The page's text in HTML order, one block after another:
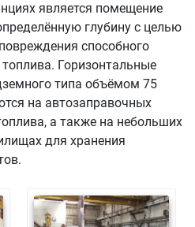
является помещение
глубину с целью
способного
Горизонтальные
типа объёмом 75
на автозаправочных
а также на небольших
для хранения